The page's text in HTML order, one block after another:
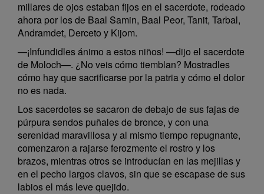
millares de ojos estaban fijos en el sacerdote, rodeado
ahora por los de Baal Samin, Baal Peor, Tanit, Tarbal,
Andramdet, Derceto y Kijom.
—¡Infundidles ánimo a estos niños! —dijo el sacerdote
de Moloch—. ¿No veis cómo tiemblan? Mostradles
cómo hay que sacrificarse por la patria y cómo el dolor
no es nada.
Los sacerdotes se sacaron de debajo de sus fajas de
púrpura sendos puñales de bronce, y con una
serenidad maravillosa y al mismo tiempo repugnante,
comenzaron a rajarse ferozmente el rostro y los
brazos, mientras otros se introducían en las mejillas y
en el pecho largos clavos, sin que se escapase de sus
labios el más leve quejido.